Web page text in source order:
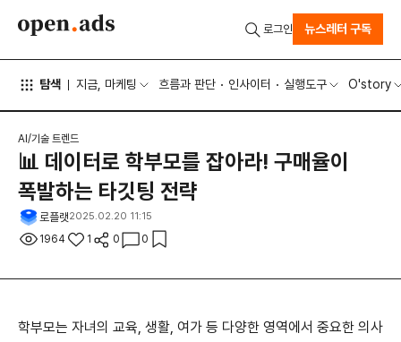
탐색 지금, 마케팅 흐름과 판단 인사이터 실행도구 O'story
로그인 뉴스레터 구독
AI/기술 트렌드
📊 데이터로 학부모를 잡아라! 구매율이
폭발하는 타깃팅 전략
로플랫2025.02.20 11:15
1964 1 0 0
학부모는 자녀의 교육, 생활, 여가 등 다양한 영역에서 중요한 의사